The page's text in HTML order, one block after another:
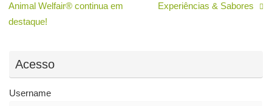
Animal Welfair® continua em
destaque!
Experiências & Sabores
Acesso
Username